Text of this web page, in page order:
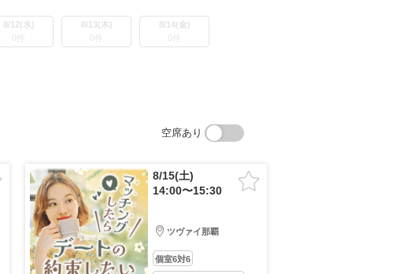
8/12(水)
0件
8/13(木)
0件
8/14(金)
0件
空席あり
8/15(土)
14:00〜15:30
ツヴァイ那覇
個室6対6